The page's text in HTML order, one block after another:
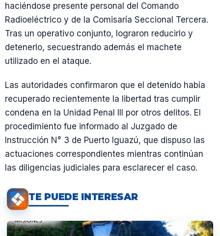
haciéndose presente personal del Comando
Radioeléctrico y de la Comisaría Seccional Tercera.
Tras un operativo conjunto, lograron reducirlo y
detenerlo, secuestrando además el machete
utilizado en el ataque.
Las autoridades confirmaron que el detenido había
recuperado recientemente la libertad tras cumplir
condena en la Unidad Penal III por otros delitos. El
procedimiento fue informado al Juzgado de
Instrucción N° 3 de Puerto Iguazú, que dispuso las
actuaciones correspondientes mientras continúan
las diligencias judiciales para esclarecer el caso.
TE PUEDE INTERESAR